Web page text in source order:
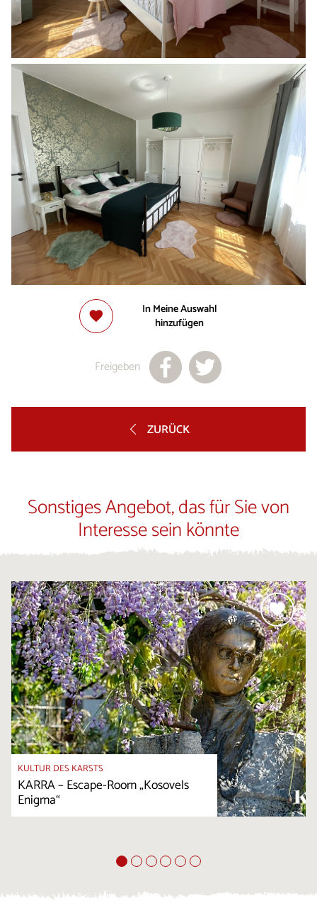
In Meine Auswahl
hinzufügen
Freigeben
ZURÜCK
Sonstiges Angebot, das für Sie von
Interesse sein könnte
KULTUR DES KARSTS
KARRA – Escape-Room „Kosovels
Enigma“